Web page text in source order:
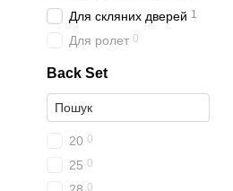
Для скляних дверей 1
Для ролет 0
Back Set
20 0
25 0
0